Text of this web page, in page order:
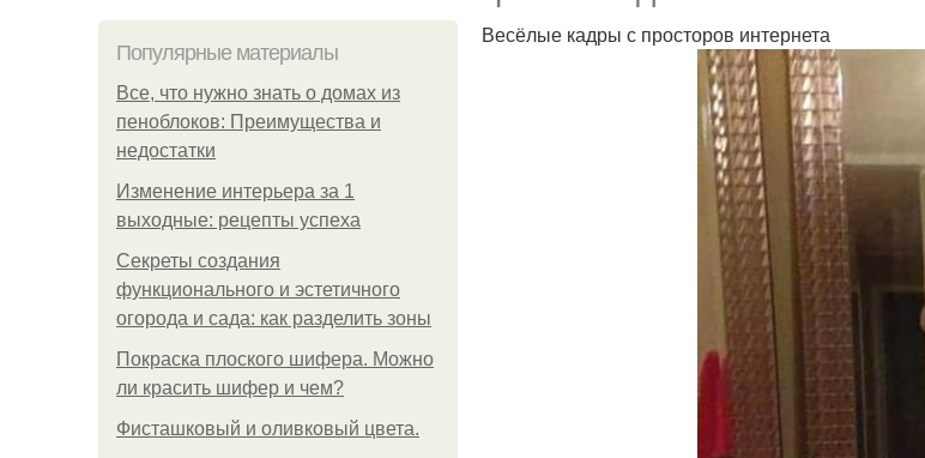
Популярные материалы
Все, что нужно знать о домах из
пеноблоков: Преимущества и
недостатки
Изменение интерьера за 1
выходные: рецепты успеха
Секреты создания
функционального и эстетичного
огорода и сада: как разделить зоны
Покраска плоского шифера. Можно
ли красить шифер и чем?
Фисташковый и оливковый цвета.
Весёлые кадры с просторов интернета